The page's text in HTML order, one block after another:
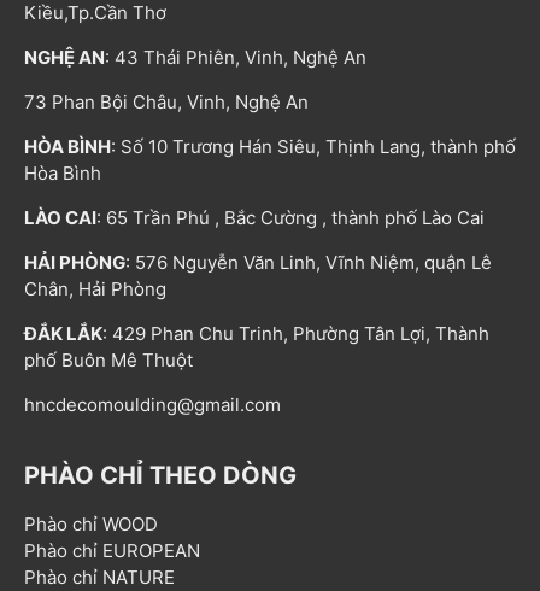
Kiều,Tp.Cần Thơ
NGHỆ AN: 43 Thái Phiên, Vinh, Nghệ An
73 Phan Bội Châu, Vinh, Nghệ An
HÒA BÌNH: Số 10 Trương Hán Siêu, Thịnh Lang, thành phố
Hòa Bình
LÀO CAI: 65 Trần Phú , Bắc Cường , thành phố Lào Cai
HẢI PHÒNG: 576 Nguyễn Văn Linh, Vĩnh Niệm, quận Lê
Chân, Hải Phòng
ĐẮK LẮK: 429 Phan Chu Trinh, Phường Tân Lợi, Thành
phố Buôn Mê Thuột
hncdecomoulding@gmail.com
PHÀO CHỈ THEO DÒNG
Phào chỉ WOOD
Phào chỉ EUROPEAN
Phào chỉ NATURE